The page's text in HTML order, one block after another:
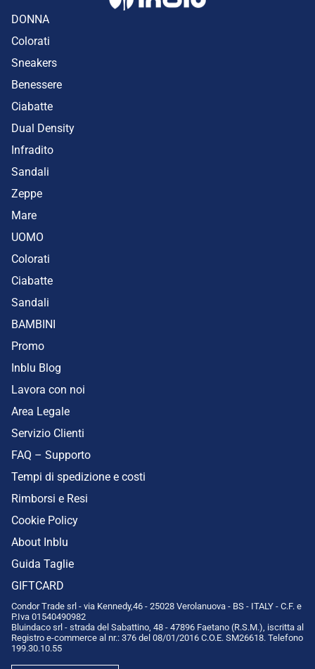
DONNA
Colorati
Sneakers
Benessere
Ciabatte
Dual Density
Infradito
Sandali
Zeppe
Mare
UOMO
Colorati
Ciabatte
Sandali
BAMBINI
Promo
Inblu Blog
Lavora con noi
Area Legale
Servizio Clienti
FAQ – Supporto
Tempi di spedizione e costi
Rimborsi e Resi
Cookie Policy
About Inblu
Guida Taglie
GIFTCARD
Condor Trade srl - via Kennedy,46 - 25028 Verolanuova - BS - ITALY - C.F. e
P.Iva 01540490982
Bluindaco srl - strada del Sabattino, 48 - 47896 Faetano (R.S.M.), iscritta al
Registro e-commerce al nr.: 376 del 08/01/2016 C.O.E. SM26618. Telefono
199.30.10.55